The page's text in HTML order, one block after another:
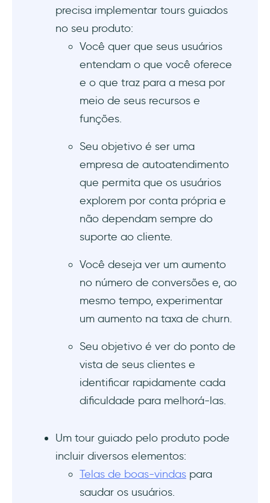
Qual é a função de um tour guiado pelo
produto?
precisa implementar tours guiados
no seu produto:
Você quer que seus usuários
entendam o que você oferece
e o que traz para a mesa por
meio de seus recursos e
funções.
Seu objetivo é ser uma
empresa de autoatendimento
que permita que os usuários
explorem por conta própria e
não dependam sempre do
suporte ao cliente.
Você deseja ver um aumento
no número de conversões e, ao
mesmo tempo, experimentar
um aumento na taxa de churn.
Seu objetivo é ver do ponto de
vista de seus clientes e
identificar rapidamente cada
dificuldade para melhorá-las.
Um tour guiado pelo produto pode
incluir diversos elementos:
Telas de boas-vindas para
saudar os usuários.